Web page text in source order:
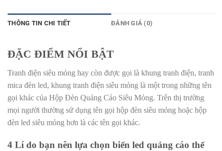
THÔNG TIN CHI TIẾT ĐÁNH GIÁ (0)
ĐẶC ĐIỂM NỔI BẬT
Tranh điện siêu mỏng hay còn được gọi là khung tranh điện, tranh
mica đèn led, khung tranh điện siêu mỏng là một trong những tên
gọi khác của Hộp Đèn Quảng Cáo Siêu Mỏng. Trên thị trường
mọi người thường sử dụng tên gọi hộp đèn siêu mỏng hoặc hộp
đèn led siêu mỏng hơn là các tên gọi khác.
4 Lí do bạn nên lựa chọn biển led quảng cáo thế